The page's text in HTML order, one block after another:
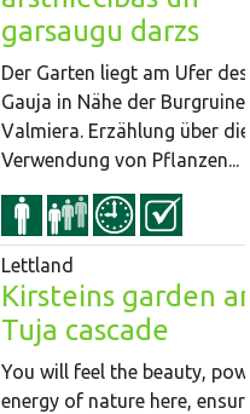
garsaugu darzs
Der Garten liegt am Ufer
Gauja in Nähe der
Valmiera. Erzählung über die
Verwendung von Pflanzen...
Lettland
Kirsteins garden
Tuja cascade
You will feel the beauty,
energy of nature here,